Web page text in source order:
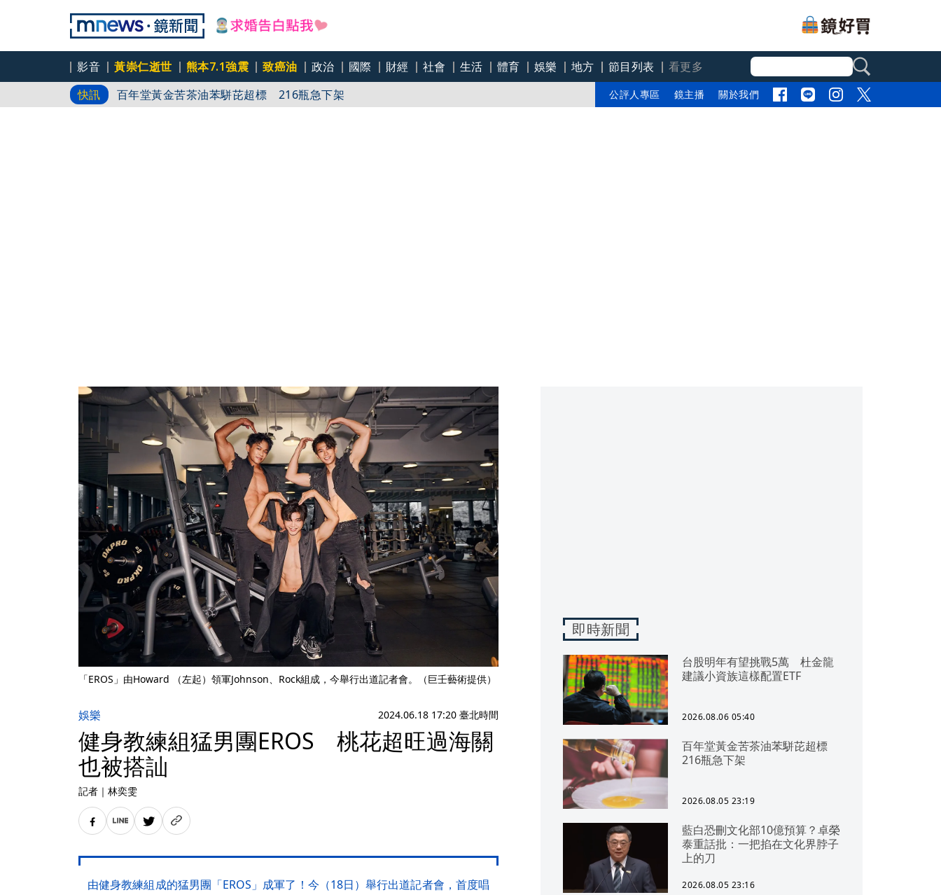
影音 黃崇仁逝世 熊本7.1強震 致癌油 政治 國際 財經 社會 生活 體育 娛樂 地方 節目列表
看更多
快訊
台股明年有望挑戰5萬 杜金龍建議小資族這樣配置ETF
百年堂黃金苦茶油苯駢芘超標 216瓶急下架
公評人專區 鏡主播 關於我們
「EROS」由Howard （左起）領軍Johnson、Rock組成，今舉行出道記者會。（巨壬藝術提供）
娛樂 2024.06.18 17:20 臺北時間
健身教練組猛男團EROS 桃花超旺過海關
也被搭訕
記者 ｜ 林奕雯
由健身教練組成的猛男團「EROS」成軍了！今（18日）舉行出道記者會，首度唱
即時新聞
台股明年有望挑戰5萬 杜金龍
建議小資族這樣配置ETF
2026.08.06 05:40
百年堂黃金苦茶油苯駢芘超標
216瓶急下架
2026.08.05 23:19
藍白恐刪文化部10億預算？卓榮
泰重話批：一把掐在文化界脖子
上的刀
2026.08.05 23:16